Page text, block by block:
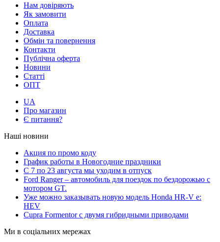
Нам довіряють
Як замовити
Оплата
Доставка
Обмін та повернення
Контакти
Публічна оферта
Новини
Статті
ОПТ
UA
Про магазин
Є питання?
Наші новини
Акция по промо коду
График работы в Новогодние праздники
С 7 по 23 августа мы уходим в отпуск
Ford Ranger – автомобиль для поездок по бездорожью с
мотором GT.
Уже можно заказывать новую модель Honda HR-V e:
HEV
Cupra Formentor с двумя гибридными приводами
Ми в соціальних мережах